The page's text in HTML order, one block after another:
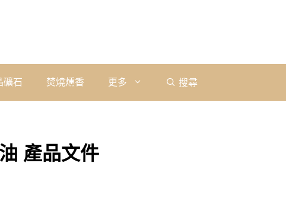
礦石 焚燒燻香 更多 搜尋
產品文件